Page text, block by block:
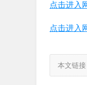
点击进入
点击进入
本文链接